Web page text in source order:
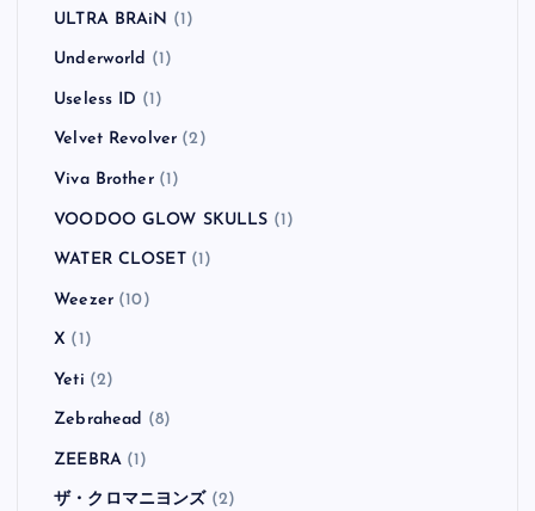
ULTRA BRAiN (1)
Underworld (1)
Useless ID (1)
Velvet Revolver (2)
Viva Brother(1)
VOODOO GLOW SKULLS (1)
WATER CLOSET(1)
Weezer(10)
X (1)
Yeti (2)
Zebrahead (8)
ZEEBRA(1)
ザ・クロマニヨンズ (2)